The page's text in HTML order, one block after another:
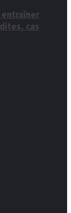
entraîner
cas